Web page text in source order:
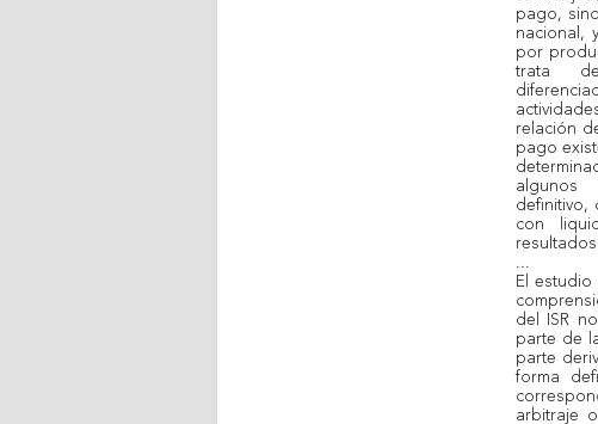
pago,
nacional,
por
trata de
relación
pago
definitivo,
con
...
El
del ISR
parte de
parte
forma
arbitraje